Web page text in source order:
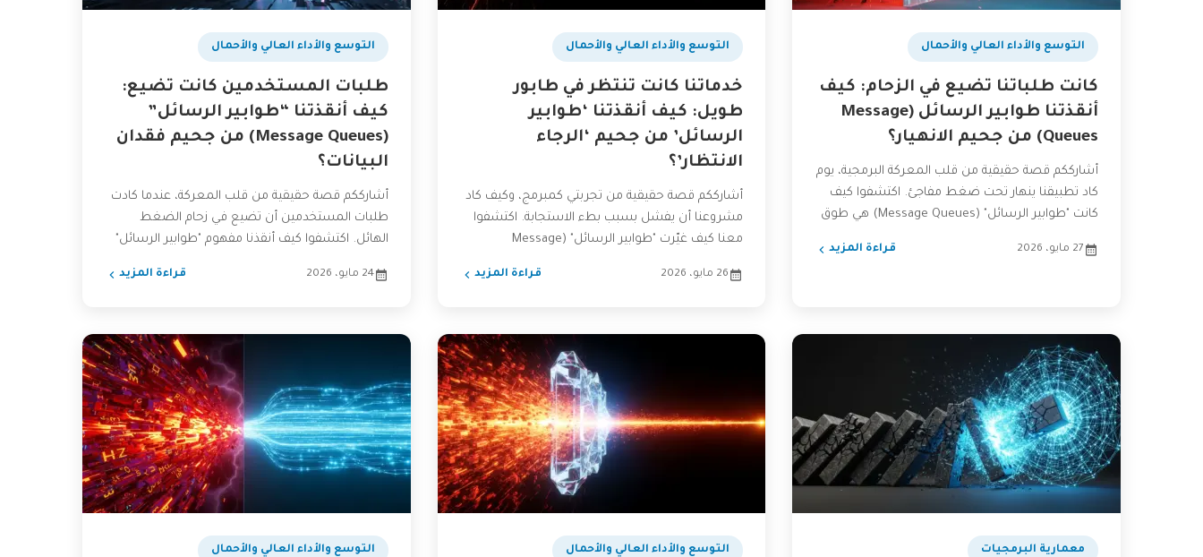
التوسع والأداء العالي والأحمال
كانت طلباتنا تضيع في الزحام: كيف
أنقذتنا طوابير الرسائل (Message
Queues) من جحيم الانهيار؟
أشارككم قصة حقيقية من قلب المعركة البرمجية، يوم
كاد تطبيقنا ينهار تحت ضغط مفاجئ. اكتشفوا كيف
كانت "طوابير الرسائل" (Message Queues) هي طوق
27 مايو، 2026 قراءة المزيد
التوسع والأداء العالي والأحمال
خدماتنا كانت تنتظر في طابور
طويل: كيف أنقذتنا ‘طوابير
الرسائل’ من جحيم ‘الرجاء
الانتظار’؟
أشارككم قصة حقيقية من تجربتي كمبرمج، وكيف كاد
مشروعنا أن يفشل بسبب بطء الاستجابة. اكتشفوا
معنا كيف غيّرت "طوابير الرسائل" (Message
26 مايو، 2026 قراءة المزيد
التوسع والأداء العالي والأحمال
طلبات المستخدمين كانت تضيع:
كيف أنقذتنا “طوابير الرسائل”
(Message Queues) من جحيم فقدان
البيانات؟
أشارككم قصة حقيقية من قلب المعركة، عندما كادت
طلبات المستخدمين أن تضيع في زحام الضغط
الهائل. اكتشفوا كيف أنقذنا مفهوم "طوابير الرسائل"
24 مايو، 2026 قراءة المزيد
​معمارية البرمجيات التوسع والأداء العالي والأحمال التوسع والأداء العالي والأحمال